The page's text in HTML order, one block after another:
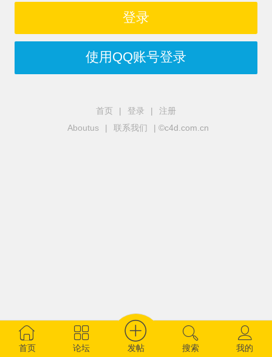
登录
使用QQ账号登录
首页 | 登录 |
注册
Aboutus
| 联系我们 | ©c4d.com.cn
首页 论坛 发帖 搜索 我的